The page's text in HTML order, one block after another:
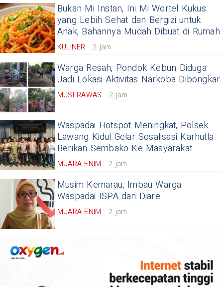
Bukan Mi Instan, Ini Mi Wortel Kukus
yang Lebih Sehat dan Bergizi untuk
Anak, Bahannya Mudah Dibuat di Rumah
KULINER 2 jam
Warga Resah, Pondok Kebun Diduga
Jadi Lokasi Aktivitas Narkoba Dibongkar
MUSI RAWAS 2 jam
Waspadai Hotspot Meningkat, Polsek
Lawang Kidul Gelar Sosalisasi Karhutla
Berikan Sembako Ke Masyarakat
MUARA ENIM 2 jam
Musim Kemarau, Imbau Warga
Waspadai ISPA dan Diare
MUARA ENIM 2 jam